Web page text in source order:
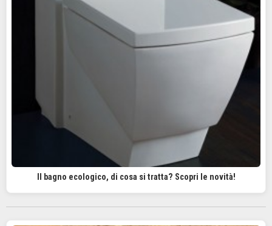
Il bagno ecologico, di cosa si tratta? Scopri le novità!